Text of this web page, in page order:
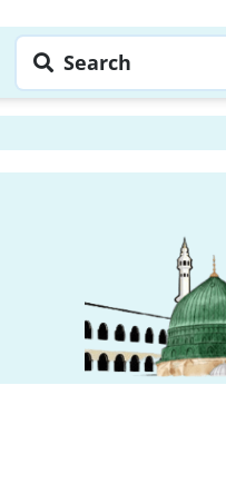
Search